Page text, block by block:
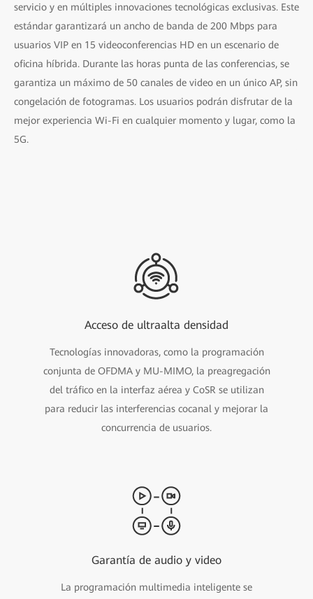
servicio y en múltiples innovaciones tecnológicas exclusivas. Este
estándar garantizará un ancho de banda de 200 Mbps para
usuarios VIP en 15 videoconferencias HD en un escenario de
oficina híbrida. Durante las horas punta de las conferencias, se
garantiza un máximo de 50 canales de video en un único AP, sin
congelación de fotogramas. Los usuarios podrán disfrutar de la
mejor experiencia Wi-Fi en cualquier momento y lugar, como la
5G.
Acceso de ultraalta densidad
Tecnologías innovadoras, como la programación
conjunta de OFDMA y MU-MIMO, la preagregación
del tráfico en la interfaz aérea y CoSR se utilizan
para reducir las interferencias cocanal y mejorar la
concurrencia de usuarios.
Garantía de audio y video
La programación multimedia inteligente se